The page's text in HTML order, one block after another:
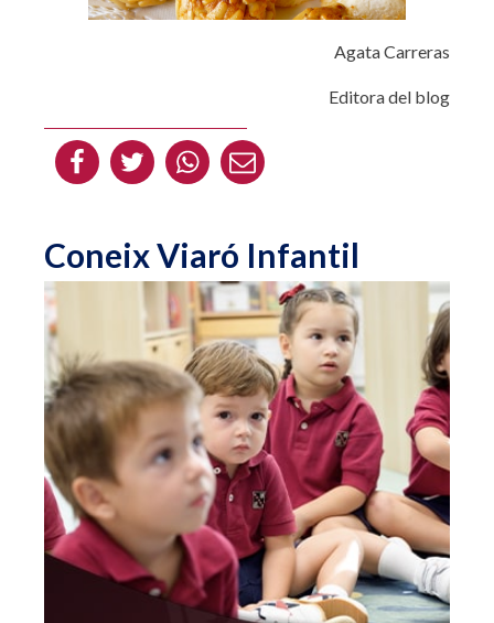
Agata Carreras
Editora del blog
Coneix Viaró Infantil